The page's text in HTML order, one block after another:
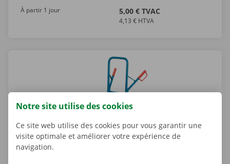
À partir 1 jour 5,00 € TVAC
4,13 € HTVA
Notre site utilise des cookies
Ce site web utilise des cookies pour vous garantir une
visite optimale et améliorer votre expérience de
navigation.